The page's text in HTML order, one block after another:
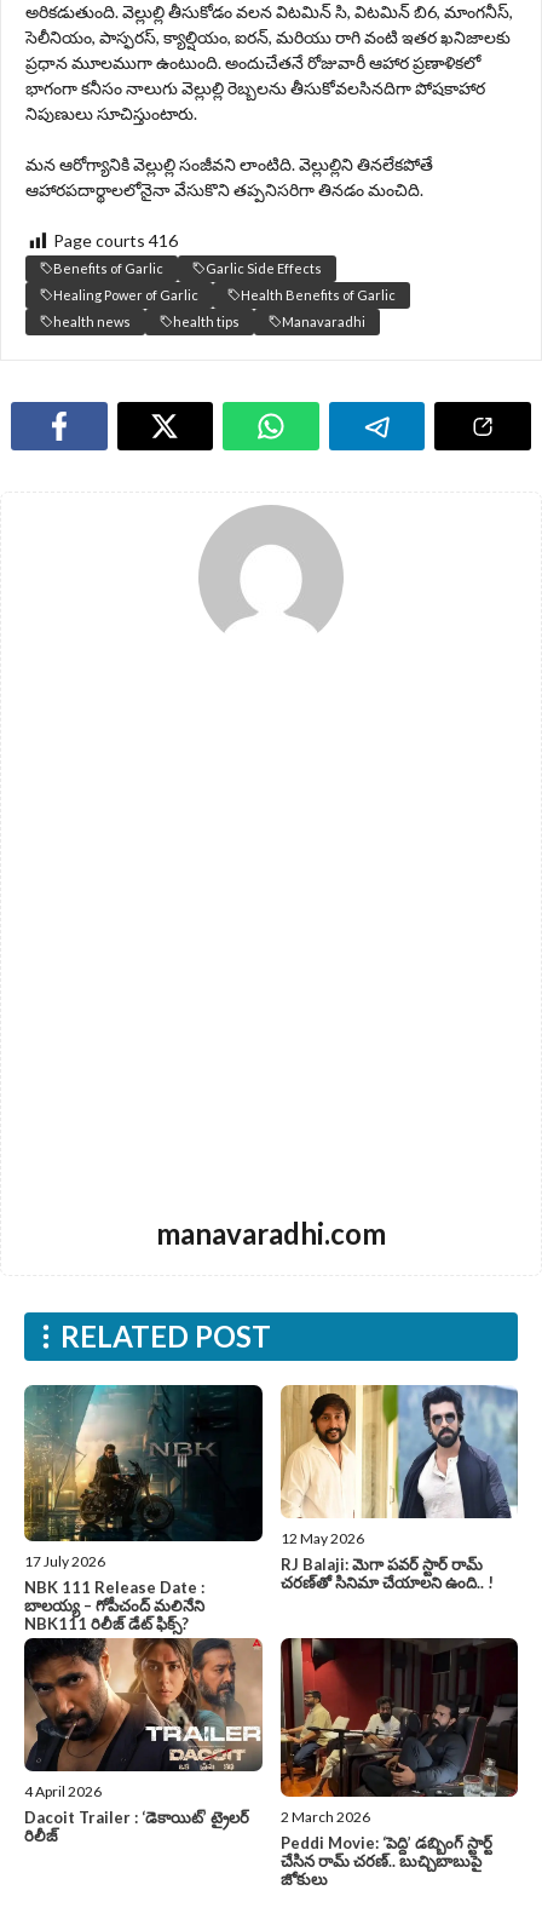
అరికడుతుంది. వెల్లుల్లి తీసుకోడం వలన విటమిన్ సి, విటమిన్ బి6, మాంగనీస్,
సెలీనియం, పాస్ఫరస్, క్యాల్షియం, ఐరన్, మరియు రాగి వంటి ఇతర ఖనిజాలకు
ప్రధాన మూలముగా ఉంటుంది. అందుచేతనే రోజువారీ ఆహార ప్రణాళికలో
భాగంగా కనీసం నాలుగు వెల్లుల్లి రెబ్బలను తీసుకోవలసినదిగా పోషకాహార
నిపుణులు సూచిస్తుంటారు.
మన ఆరోగ్యానికి వెల్లుల్లి సంజీవని లాంటిది. వెల్లుల్లిని తినలేకపోతే
ఆహారపదార్థాలలోనైనా వేసుకొని తప్పనిసరిగా తినడం మంచిది.
Page courts 416
Benefits of Garlic
Garlic Side Effects
Healing Power of Garlic
Health Benefits of Garlic
health news
health tips Manavaradhi
manavaradhi.com
RELATED POST
17 July 2026
NBK 111 Release Date :
బాలయ్య – గోపీచంద్ మలినేని
NBK111 రిలీజ్ డేట్ ఫిక్స్?
12 May 2026
RJ Balaji: మెగా పవర్ స్టార్ రామ్
చరణ్‌తో సినిమా చేయాలని ఉంది.. !
4 April 2026
Dacoit Trailer : ‘డెకాయిట్‌’ ట్రైలర్‌
రిలీజ్‌
2 March 2026
Peddi Movie: ‘పెద్ది’ డబ్బింగ్ స్టార్ట్
చేసిన రామ్ చరణ్.. బుచ్చిబాబుపై
జోకులు